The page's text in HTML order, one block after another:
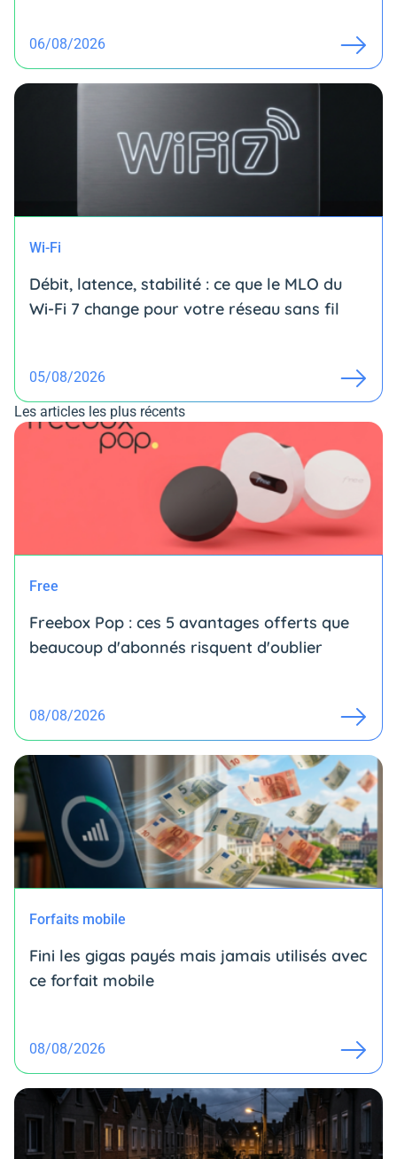
06/08/2026
Wi-Fi
Débit, latence, stabilité : ce que le MLO du
Wi-Fi 7 change pour votre réseau sans fil
05/08/2026
Les articles les plus récents
Free
Freebox Pop : ces 5 avantages offerts que
beaucoup d'abonnés risquent d'oublier
08/08/2026
Forfaits mobile
Fini les gigas payés mais jamais utilisés avec
ce forfait mobile
08/08/2026